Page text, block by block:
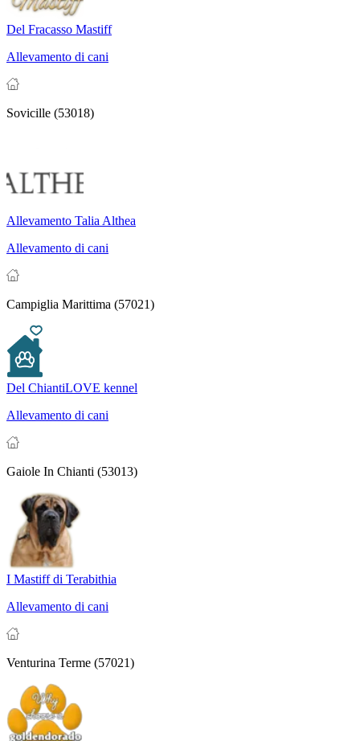
Del Fracasso Mastiff
Allevamento di cani
Sovicille (53018)
Allevamento Talia Althea
Allevamento di cani
Campiglia Marittima (57021)
Del ChiantiLOVE kennel
Allevamento di cani
Gaiole In Chianti (53013)
I Mastiff di Terabithia
Allevamento di cani
Venturina Terme (57021)